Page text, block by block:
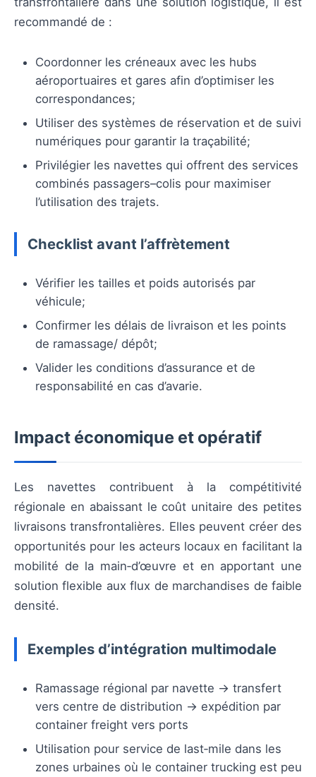
recommandé de :
Coordonner les créneaux avec les hubs
aéroportuaires et gares afin d’optimiser les
correspondances;
Utiliser des systèmes de réservation et de suivi
numériques pour garantir la traçabilité;
Privilégier les navettes qui offrent des services
combinés passagers–colis pour maximiser
l’utilisation des trajets.
Checklist avant l’affrètement
Vérifier les tailles et poids autorisés par
véhicule;
Confirmer les délais de livraison et les points
de ramassage/ dépôt;
Valider les conditions d’assurance et de
responsabilité en cas d’avarie.
Impact économique et opératif
Les navettes contribuent à la compétitivité
régionale en abaissant le coût unitaire des petites
livraisons transfrontalières. Elles peuvent créer des
opportunités pour les acteurs locaux en facilitant la
mobilité de la main‑d’œuvre et en apportant une
solution flexible aux flux de marchandises de faible
densité.
Exemples d’intégration multimodale
Ramassage régional par navette → transfert
vers centre de distribution → expédition par
container freight vers ports
Utilisation pour service de last‑mile dans les
zones urbaines où le container trucking est peu